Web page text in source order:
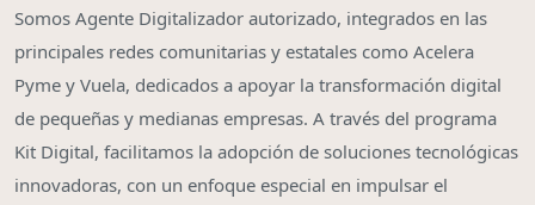
Somos Agente Digitalizador autorizado, integrados en las
principales redes comunitarias y estatales como Acelera
Pyme y Vuela, dedicados a apoyar la transformación digital
de pequeñas y medianas empresas. A través del programa
Kit Digital, facilitamos la adopción de soluciones tecnológicas
innovadoras, con un enfoque especial en impulsar el